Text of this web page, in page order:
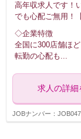
高年収求人です！
でも心配ご無用！
◇企業特徴
全国に300店舗ほ
転勤の心配も ...
求人の詳細
JOBナンバー：